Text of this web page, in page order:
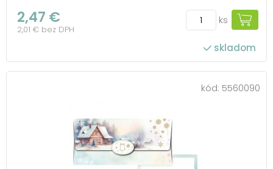
2,47 €
2,01 € bez DPH
ks
skladom
kód: 5560090